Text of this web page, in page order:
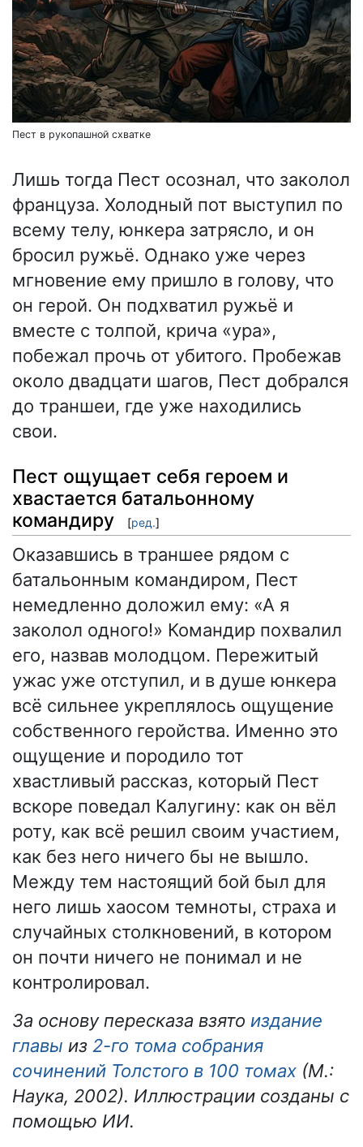
Пест в рукопашной схватке
Лишь тогда Пест осознал, что заколол
француза. Холодный пот выступил по
всему телу, юнкера затрясло, и он
бросил ружьё. Однако уже через
мгновение ему пришло в голову, что
он герой. Он подхватил ружьё и
вместе с толпой, крича «ура»,
побежал прочь от убитого. Пробежав
около двадцати шагов, Пест добрался
до траншеи, где уже находились
свои.
Пест ощущает себя героем и
хвастается батальонному
командиру
[ред.]
Оказавшись в траншее рядом с
батальонным командиром, Пест
немедленно доложил ему: «А я
заколол одного!» Командир похвалил
его, назвав молодцом. Пережитый
ужас уже отступил, и в душе юнкера
всё сильнее укреплялось ощущение
собственного геройства. Именно это
ощущение и породило тот
хвастливый рассказ, который Пест
вскоре поведал Калугину: как он вёл
роту, как всё решил своим участием,
как без него ничего бы не вышло.
Между тем настоящий бой был для
него лишь хаосом темноты, страха и
случайных столкновений, в котором
он почти ничего не понимал и не
контролировал.
За основу пересказа взято издание
главы из 2-го тома собрания
сочинений Толстого в 100 томах (М.:
Наука, 2002). Иллюстрации созданы с
помощью ИИ.